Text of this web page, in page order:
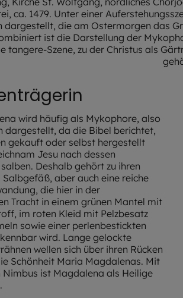
ca. 1479. Unter einer
dargestellt, die am Ostermorgen das
ist die Darstellung der
tangere-Szene, zu der Christus als
wird häufig als Mykophore, also
dargestellt, da die Bibel berichtet,
gekauft oder selbst hergestellt
Jesu nach dessen
Deshalb gehört zu ihren
aber auch eine reiche
die hier in der
Tracht in einem grünen Mantel mit
im roten Kleid mit Pelzbesatz
sowie einer perlenbestickten
wird. Lange gelockte
wellen sich über ihren Rücken
Schönheit Maria Magdalenas. Mit
Nimbus ist Magdalena als Heilige